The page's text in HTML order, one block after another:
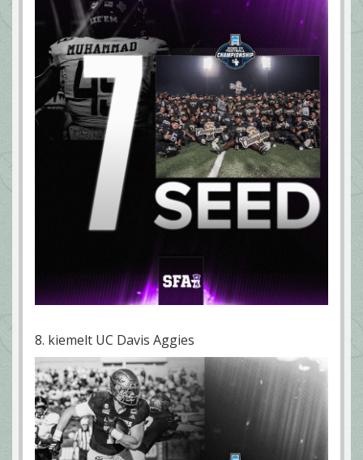
8. kiemelt UC Davis Aggies